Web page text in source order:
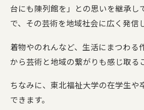
台にも陳列館を」との思いを継承し
で、その芸術を地域社会に広く発信
着物やのれんなど、生活にまつわる
から芸術と地域の繋がりも感じ取る
ちなみに、東北福祉大学の在学生や
できます。